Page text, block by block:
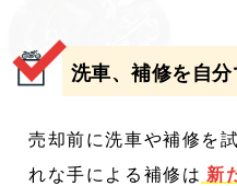
洗車、補修を自
売却前に洗車や補修を
れな手による補修は 新